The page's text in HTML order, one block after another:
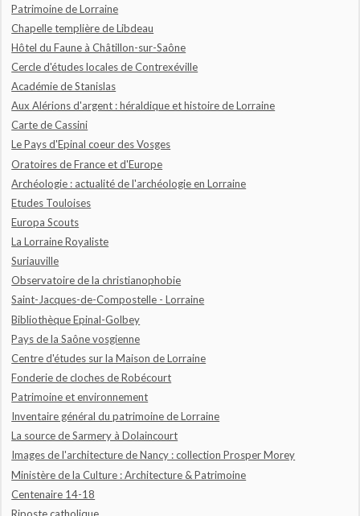
Patrimoine de Lorraine
Chapelle templière de Libdeau
Hôtel du Faune à Châtillon-sur-Saône
Cercle d'études locales de Contrexéville
Académie de Stanislas
Aux Alérions d'argent : héraldique et histoire de Lorraine
Carte de Cassini
Le Pays d'Epinal coeur des Vosges
Oratoires de France et d'Europe
Archéologie : actualité de l'archéologie en Lorraine
Etudes Touloises
Europa Scouts
La Lorraine Royaliste
Suriauville
Observatoire de la christianophobie
Saint-Jacques-de-Compostelle - Lorraine
Bibliothèque Epinal-Golbey
Pays de la Saône vosgienne
Centre d'études sur la Maison de Lorraine
Fonderie de cloches de Robécourt
Patrimoine et environnement
Inventaire général du patrimoine de Lorraine
La source de Sarmery à Dolaincourt
Images de l'architecture de Nancy : collection Prosper Morey
Ministère de la Culture : Architecture & Patrimoine
Centenaire 14-18
Riposte catholique